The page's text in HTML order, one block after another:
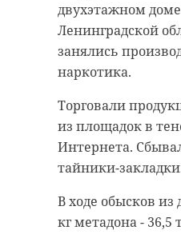
двухэтажном
Ленинградской
занялись
наркотика.
Торговали
из площадок в
Интернета.
тайники-
В ходе обысков из
кг метадона - 36,5
коронавирус